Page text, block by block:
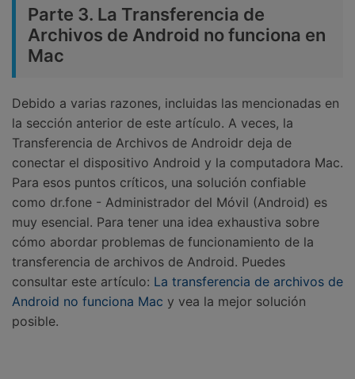
Parte 3. La Transferencia de
Archivos de Android no funciona en
Mac
Debido a varias razones, incluidas las mencionadas en
la sección anterior de este artículo. A veces, la
Transferencia de Archivos de Androidr deja de
conectar el dispositivo Android y la computadora Mac.
Para esos puntos críticos, una solución confiable
como dr.fone - Administrador del Móvil (Android) es
muy esencial. Para tener una idea exhaustiva sobre
cómo abordar problemas de funcionamiento de la
transferencia de archivos de Android. Puedes
consultar este artículo: La transferencia de archivos de
Android no funciona Mac y vea la mejor solución
posible.